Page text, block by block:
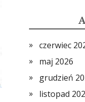
czerwiec
maj 2026
grudzień
listopad